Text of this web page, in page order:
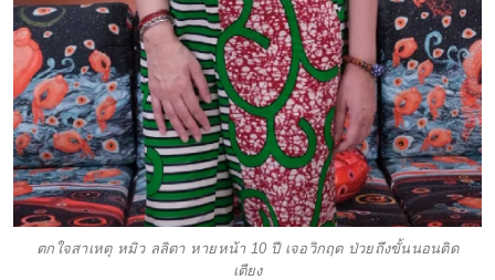
ตกใจสาเหตุ หมิว ลลิตา หายหน้า 10 ปี เจอวิกฤต ป่วยถึงขั้นนอนติด
เตียง